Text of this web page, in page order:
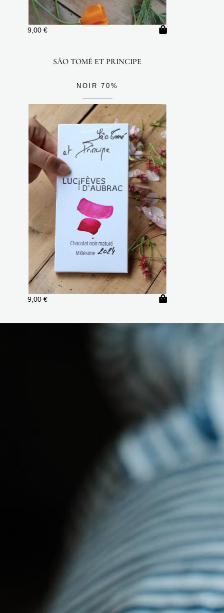
9,00 €
SÃO TOMÉ ET PRINCIPE
NOIR 70%
9,00 €